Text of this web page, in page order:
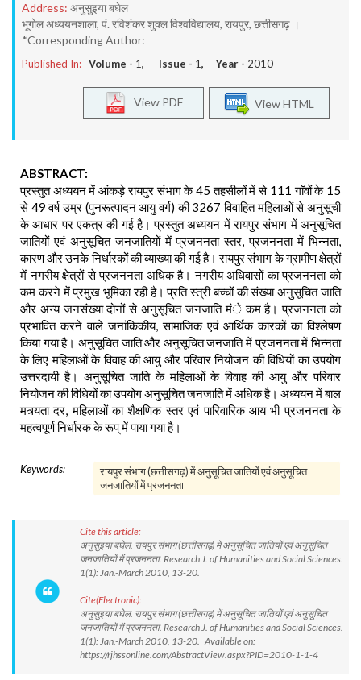
Address: अनुसुइया बघेल
भूगोल अध्ययनशाला, पं. रविशंकर शुक्ल विश्वविद्यालय, रायपुर, छत्तीसगढ़ ।
*Corresponding Author:
Published In: Volume - 1, Issue - 1, Year - 2010
View HTML
View PDF
ABSTRACT:
प्रस्तुत अध्ययन में आंकड़े रायपुर संभाग के 45 तहसीलों में से 111 गाॅवों के 15
से 49 वर्ष उम्र (पुनरूत्पादन आयु वर्ग) की 3267 विवाहित महिलाओं से अनुसूची
के आधार पर एकत्र की गई है। प्रस्तुत अध्ययन में रायपुर संभाग में अनुसूचित
जातियों एवं अनुसूचित जनजातियों में प्रजननता स्तर, प्रजननता में भिन्नता,
कारण और उनके निर्धारकों की व्याख्या की गई है। रायपुर संभाग के ग्रामीण क्षेत्रों
में नगरीय क्षेत्रों से प्रजननता अधिक है। नगरीय अधिवासों का प्रजननता को
कम करने में प्रमुख भूमिका रही है। प्रति स्त्री बच्चों की संख्या अनुसूचित जाति
और अन्य जनसंख्या दोनों से अनुसूचित जनजाति मंे कम है। प्रजननता को
प्रभावित करने वाले जनांकिकीय, सामाजिक एवं आर्थिक कारकों का विश्लेषण
किया गया है। अनुसूचित जाति और अनुसूचित जनजाति में प्रजननता में भिन्नता
के लिए महिलाओं के विवाह की आयु और परिवार नियोजन की विधियों का उपयोग
उत्तरदायी है। अनुसूचित जाति के महिलाओं के विवाह की आयु और परिवार
नियोजन की विधियों का उपयोग अनुसूचित जनजाति में अधिक है। अध्ययन में बाल
मत्र्यता दर, महिलाओं का शैक्षणिक स्तर एवं पारिवारिक आय भी प्रजननता के
महत्वपूर्ण निर्धारक के रूप् में पाया गया है।
Keywords:
रायपुर संभाग (छत्तीसगढ़) में अनुसूचित जातियों एवं अनुसूचित
जनजातियों में प्रजननता
Cite this article:
अनुसुइया बघेल. रायपुर संभाग (छत्तीसगढ़) में अनुसूचित जातियों एवं अनुसूचित
जनजातियों में प्रजननता. Research J. of Humanities and Social Sciences.
1(1): Jan.-March 2010, 13-20.
Cite(Electronic):
अनुसुइया बघेल. रायपुर संभाग (छत्तीसगढ़) में अनुसूचित जातियों एवं अनुसूचित
जनजातियों में प्रजननता. Research J. of Humanities and Social Sciences.
1(1): Jan.-March 2010, 13-20. Available on:
https://rjhssonline.com/AbstractView.aspx?PID=2010-1-1-4